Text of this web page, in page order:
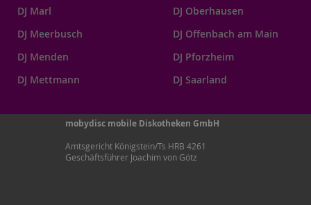
DJ Marl
DJ Meerbusch
DJ Menden
DJ Mettmann
DJ Oberhausen
DJ Offenbach am Main
DJ Pforzheim
DJ Saarland
mobydisc mobile Diskotheken GmbH
Amtsgericht Königstein/Ts HRB 4261
Geschäftsführer Joachim von Götz